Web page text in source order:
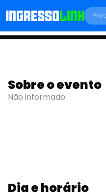
Sobre o evento
Não informado
Dia e horário